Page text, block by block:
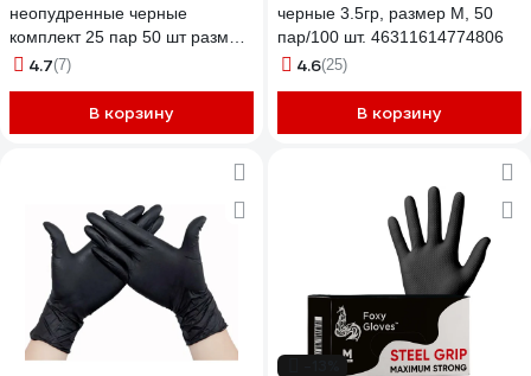
неопудренные черные
комплект 25 пар 50 шт размер
M средний 407786
4.7(7)
В корзину
черные 3.5гр, размер M, 50
пар/100 шт. 46311614774806
4.6(25)
В корзину